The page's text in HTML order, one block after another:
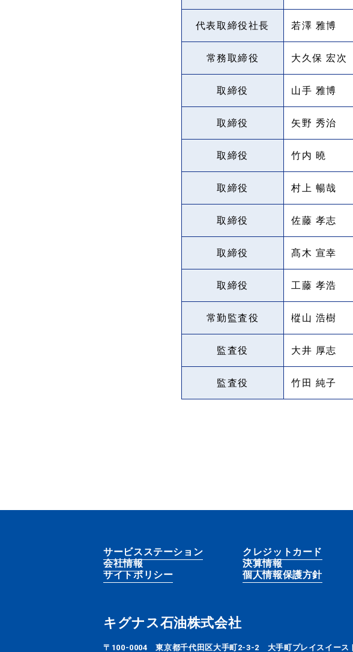
代表取締役社長 若澤 雅博
常務取締役 大久保 宏次
取締役 山手 雅博
取締役 矢野 秀治
取締役 竹内 曉
取締役 村上 暢哉
取締役 佐藤 孝志
取締役 髙木 宣幸
取締役 工藤 孝浩
常勤監査役 樅山 浩樹
監査役 大井 厚志
監査役 竹田 純子
サービスステーション クレジットカード
会社情報
決算情報
サイトポリシー
個人情報保護方針
キグナス石油株式会社
〒100-0004東京都千代田区大手町2-3-2 大手町プレイスイース